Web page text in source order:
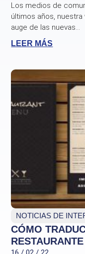
Los medios de
últimos años, nuestra
auge de las nuevas...
LEER MÁS
NOTICIAS DE
CÓMO
RESTAURANTE